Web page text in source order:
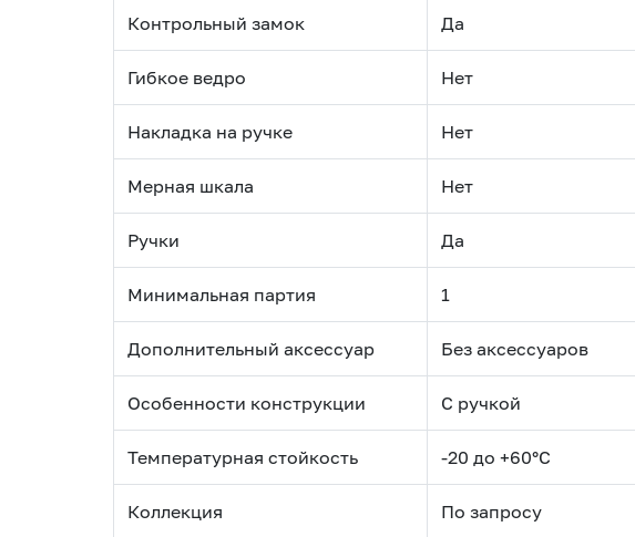
Контрольный замок Да
Гибкое ведро Нет
Накладка на ручке Нет
Мерная шкала Нет
Ручки Да
Минимальная партия 1
Дополнительный аксессуар Без аксессуаров
Особенности конструкции С ручкой
Температурная стойкость -20 до +60°С
Коллекция По запросу